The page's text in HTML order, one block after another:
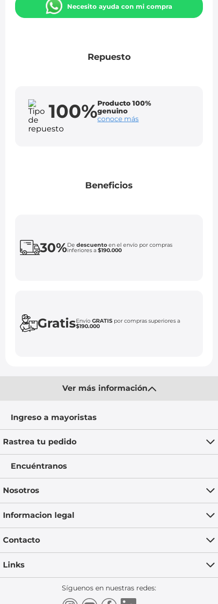
Necesito ayuda con mi compra
Repuesto
100%Producto 100%
genuino
conoce más
Beneficios
30%Dedescuento en el envío por compras
inferiores a$190.000
GratisEnvíoGRATIS por compras superiores a
$190.000
Ver más información
Ingreso a mayoristas
Rastrea tu pedido
Encuéntranos
Nosotros
Informacion legal
Contacto
Links
Síguenos en nuestras redes: